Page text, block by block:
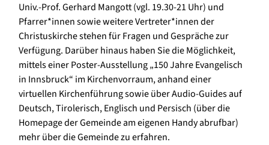
Univ.-Prof. Gerhard Mangott (vgl. 19.30-21 Uhr) und
Pfarrer*innen sowie weitere Vertreter*innen der
Christuskirche stehen für Fragen und Gespräche zur
Verfügung. Darüber hinaus haben Sie die Möglichkeit,
mittels einer Poster-Ausstellung „150 Jahre Evangelisch
in Innsbruck“ im Kirchenvorraum, anhand einer
virtuellen Kirchenführung sowie über Audio-Guides auf
Deutsch, Tirolerisch, Englisch und Persisch (über die
Homepage der Gemeinde am eigenen Handy abrufbar)
mehr über die Gemeinde zu erfahren.